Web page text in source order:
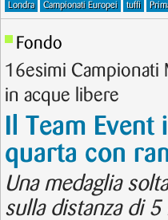
Londra Campionati Europei tuffi
Fondo
16esimi Campionati
in acque libere
Il Team
quarta con
Una medaglia
sulla distanza di